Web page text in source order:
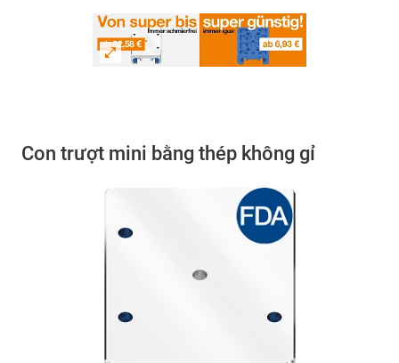
Con trượt mini bằng thép không gỉ